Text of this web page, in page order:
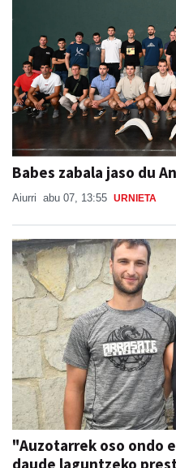
Babes zabala jaso du
Aiurri abu 07, 13:55 URNIETA
"Auzotarrek oso ondo
daude laguntzeko